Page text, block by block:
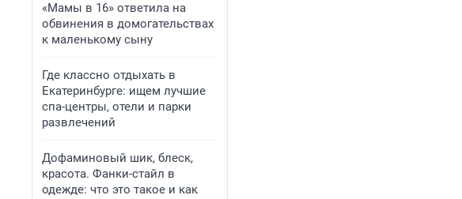
«Мамы в 16» ответила на
обвинения в домогательствах
к маленькому сыну
Где классно отдыхать в
Екатеринбурге: ищем лучшие
спа-центры, отели и парки
развлечений
Дофаминовый шик, блеск,
красота. Фанки-стайл в
одежде: что это такое и как